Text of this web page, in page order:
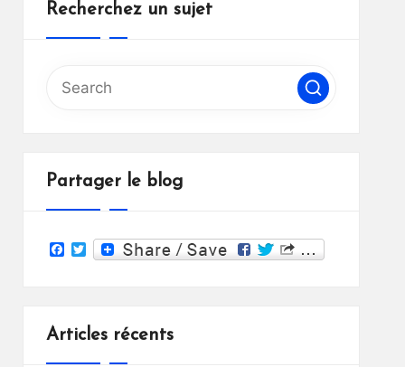
Recherchez un sujet
Partager le blog
o
w
e
r
Articles récents